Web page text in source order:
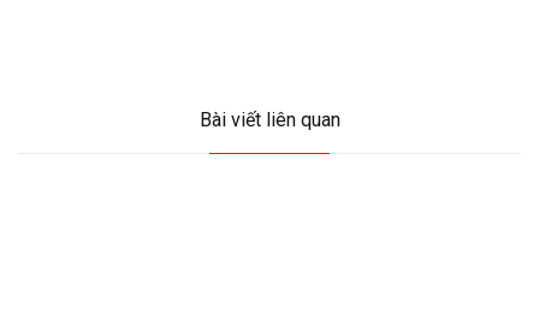
Bài viết liên quan